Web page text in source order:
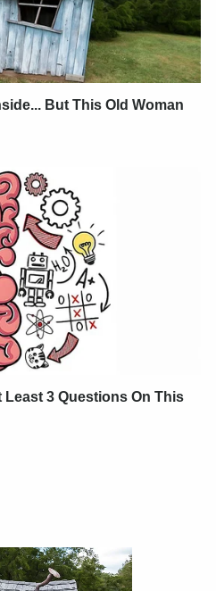
But This Old Woman
Least 3 Questions On This